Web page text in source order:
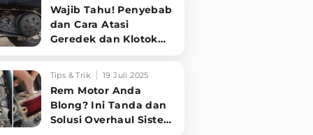
Wajib Tahu! Penyebab
dan Cara Atasi
Geredek dan Klotok
Sampai Tuntas
Tips & Trik 19 Juli 2025
Rem Motor Anda
Blong? Ini Tanda dan
Solusi Overhaul Sistem